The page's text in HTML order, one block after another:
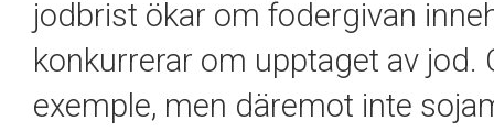
jodbrist ökar om fodergivan
konkurrerar om upptaget av
exemple, men däremot inte